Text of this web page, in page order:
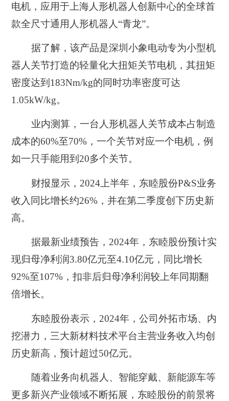
电机，应用于上海人形机器人创新中心的全球首
款全尺寸通用人形机器人“青龙”。
据了解，该产品是深圳小象电动专为小型机
器人关节打造的轻量化大扭矩关节电机，其扭矩
密度达到183Nm/kg的同时功率密度可达
1.05kW/kg。
业内测算，一台人形机器人关节成本占制造
成本的60%至70%，一个关节对应一个电机，例
如一只手能用到20多个关节。
财报显示，2024上半年，东睦股份P&S业务
收入同比增长约26%，并在第二季度创下历史新
高。
据最新业绩预告，2024年，东睦股份预计实
现归母净利润3.80亿元至4.10亿元，同比增长
92%至107%，扣非后归母净利润较上年同期翻
倍增长。
东睦股份表示，2024年，公司外拓市场、内
挖潜力，三大新材料技术平台主营业务收入均创
历史新高，预计超过50亿元。
随着业务向机器人、智能穿戴、新能源车等
更多新兴产业领域不断拓展，东睦股份的前景将